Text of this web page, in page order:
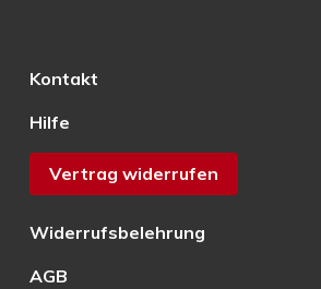
Kontakt
Hilfe
Vertrag widerrufen
Widerrufsbelehrung
AGB